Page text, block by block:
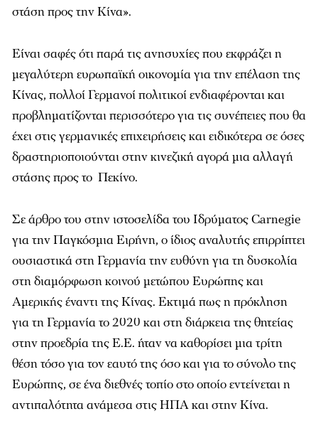
στάση προς την Κίνα».
Είναι σαφές ότι παρά τις ανησυχίες που εκφράζει η
μεγαλύτερη ευρωπαϊκή οικονομία για την επέλαση της
Κίνας, πολλοί Γερμανοί πολιτικοί ενδιαφέρονται και
προβληματίζονται περισσότερο για τις συνέπειες που θα
έχει στις γερμανικές επιχειρήσεις και ειδικότερα σε όσες
δραστηριοποιούνται στην κινεζική αγορά μια αλλαγή
στάσης προς το Πεκίνο.
Σε άρθρο του στην ιστοσελίδα του Ιδρύματος Carnegie
για την Παγκόσμια Ειρήνη, ο ίδιος αναλυτής επιρρίπτει
ουσιαστικά στη Γερμανία την ευθύνη για τη δυσκολία
στη διαμόρφωση κοινού μετώπου Ευρώπης και
Αμερικής έναντι της Κίνας. Εκτιμά πως η πρόκληση
για τη Γερμανία το 2020 και στη διάρκεια της θητείας
στην προεδρία της Ε.Ε. ήταν να καθορίσει μια τρίτη
θέση τόσο για τον εαυτό της όσο και για το σύνολο της
Ευρώπης, σε ένα διεθνές τοπίο στο οποίο εντείνεται η
αντιπαλότητα ανάμεσα στις ΗΠΑ και στην Κίνα.